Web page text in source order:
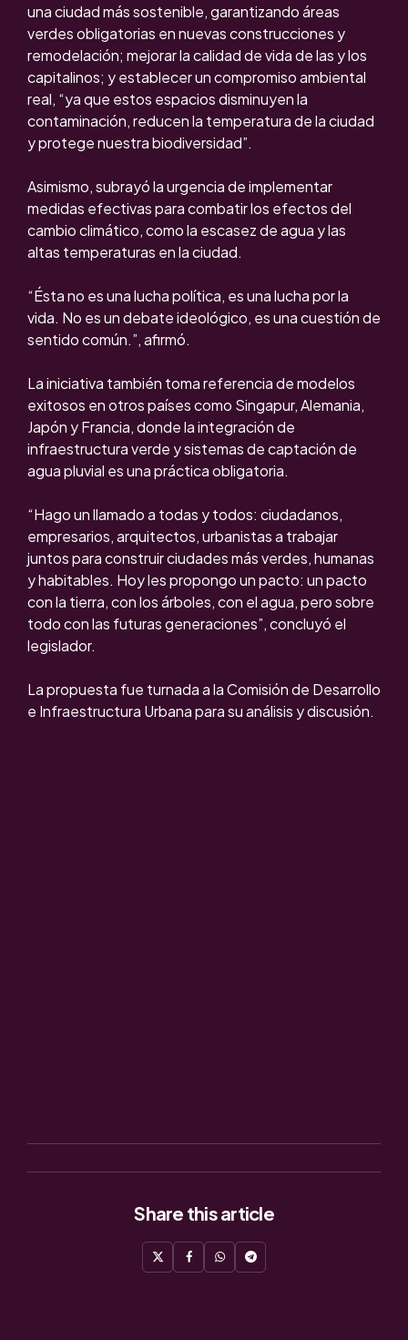
una ciudad más sostenible, garantizando áreas
verdes obligatorias en nuevas construcciones y
remodelación; mejorar la calidad de vida de las y los
capitalinos; y establecer un compromiso ambiental
real, “ya que estos espacios disminuyen la
contaminación, reducen la temperatura de la ciudad
y protege nuestra biodiversidad”.
Asimismo, subrayó la urgencia de implementar
medidas efectivas para combatir los efectos del
cambio climático, como la escasez de agua y las
altas temperaturas en la ciudad.
“Ésta no es una lucha política, es una lucha por la
vida. No es un debate ideológico, es una cuestión de
sentido común.”, afirmó.
La iniciativa también toma referencia de modelos
exitosos en otros países como Singapur, Alemania,
Japón y Francia, donde la integración de
infraestructura verde y sistemas de captación de
agua pluvial es una práctica obligatoria.
“Hago un llamado a todas y todos: ciudadanos,
empresarios, arquitectos, urbanistas a trabajar
juntos para construir ciudades más verdes, humanas
y habitables. Hoy les propongo un pacto: un pacto
con la tierra, con los árboles, con el agua, pero sobre
todo con las futuras generaciones”, concluyó el
legislador.
La propuesta fue turnada a la Comisión de Desarrollo
e Infraestructura Urbana para su análisis y discusión.
Share this article